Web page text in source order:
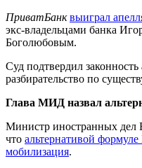
ПриватБанк выиграл
экс-владельцами банка
Боголюбовым.
Суд подтвердил
разбирательство по
Глава МИД назвал
Министр иностранных дел
что альтернативой
мобилизация.